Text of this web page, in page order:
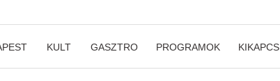
KULT GASZTRO PROGRAMOK KIKAPCS